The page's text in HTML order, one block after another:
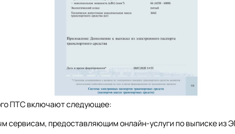
ПТС включают следующее:
сервисам, предоставляющим онлайн-услуги по выписке из